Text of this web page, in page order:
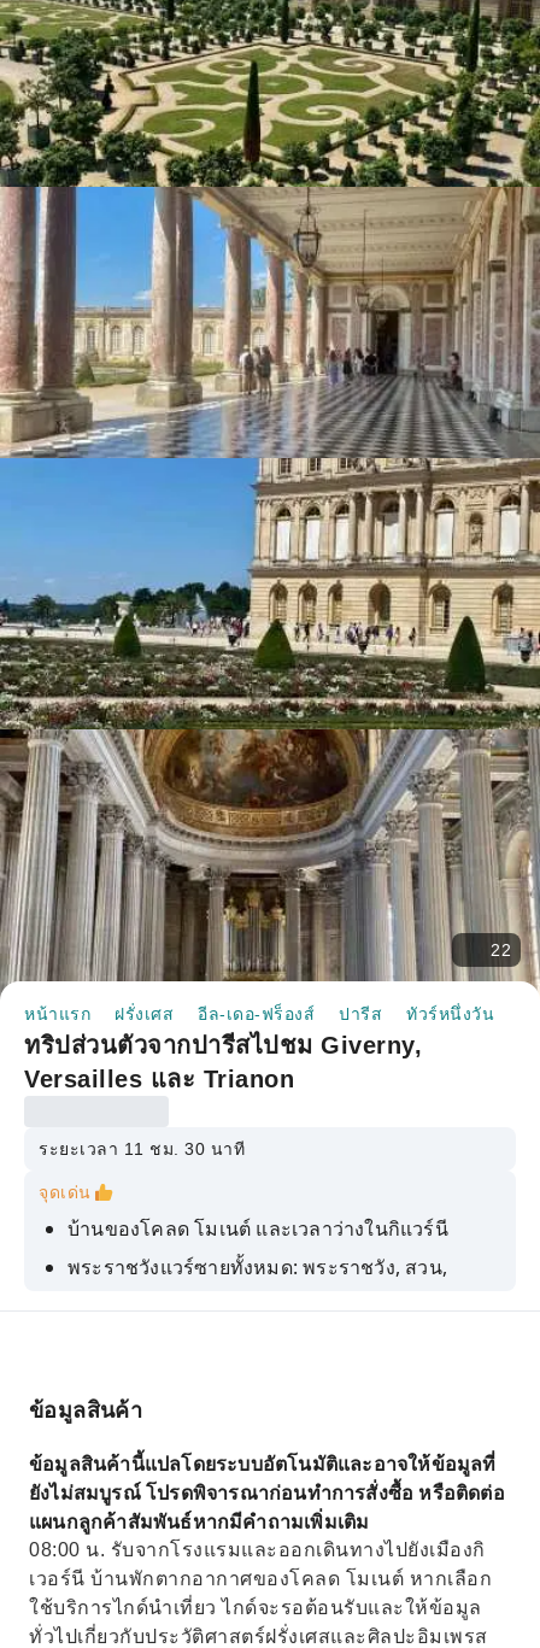
22
หน้าแรก ฝรั่งเศส อีล-เดอ-ฟร็องส์ ปารีส ทัวร์หนึ่งวัน
ทริปส่วนตัวจากปารีสไปชม Giverny,
Versailles และ Trianon
ระยะเวลา 11 ชม. 30 นาที
จุดเด่น
บ้านของโคลด โมเนต์ และเวลาว่างในกิแวร์นี
พระราชวังแวร์ซายทั้งหมด: พระราชวัง, สวน,
รถ Mercedes E220 ที่สะดวกสบายสำหรับ 2-3 คน
หรือรถตู้ Mercedes สำหรับ 3-7 คน
ข้อมูลสินค้า
ข้อมูลสินค้านี้แปลโดยระบบอัตโนมัติและอาจให้ข้อมูลที่
ยังไม่สมบูรณ์ โปรดพิจารณาก่อนทำการสั่งซื้อ หรือติดต่อ
แผนกลูกค้าสัมพันธ์หากมีคำถามเพิ่มเติม
08:00 น. รับจากโรงแรมและออกเดินทางไปยังเมืองกิ
เวอร์นี บ้านพักตากอากาศของโคลด โมเนต์ หากเลือก
ใช้บริการไกด์นำเที่ยว ไกด์จะรอต้อนรับและให้ข้อมูล
ทั่วไปเกี่ยวกับประวัติศาสตร์ฝรั่งเศสและศิลปะอิมเพรส